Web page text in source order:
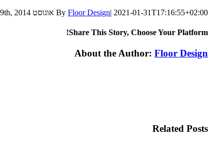
By Floor Design| 2021-01-31T17:16:55+02:00 אוגוסט 19th, 2014
Share This Story, Choose Your Platform!
Facebook
Twitter
Linkedin
Reddit
Tumblr
Google+
Pinterest
Vk
Email
About the Author: Floor Design
Related Posts